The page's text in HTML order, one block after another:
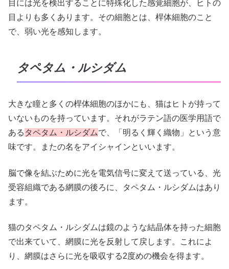
目には光を検出することに特殊化した感覚細胞が、ヒトの
目よりも多くあります。その細胞とは、桿体細胞のこと
で、弱い光を感知します。
タペタム・ルシダム
大きな瞳と多くの桿体細胞のほかにも、猫はヒトが持って
いないものを持っています。それがラテン語の医学用語で
ある タペタム・ルシダムで、「明るく輝く織物」という意
味です。またの名をアイシャインといいます。
脳で像を結ぶために光を電気信号に変えて送っている、光
受容組織である網膜の後ろに、タペタム・ルシダムはあり
ます。
猫のタペタム・ルシダムは鏡のような結晶体を持った細胞
で出来ていて、網膜に光を反射して戻します。これによ
り、網膜はさらに光を吸収する2度めの機会を得ます。